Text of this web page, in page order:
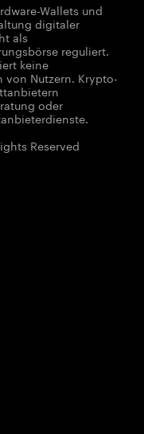
Wallets und
digitaler
als
reguliert.
keine
von Nutzern. Krypto-
oder